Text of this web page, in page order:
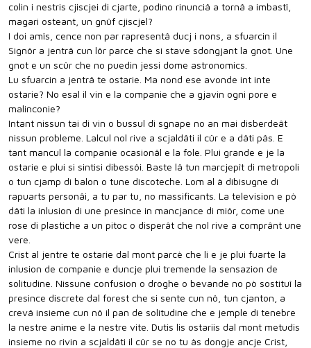
colin i nestris cjiscjei di cjarte, podìno rinunciâ a tornâ a imbastî,
magari osteant, un gnûf cjiscjel?
I doi amîs, cence non par rapresentâ ducj i nons, a sfuarcin il
Signôr a jentrâ cun lôr parcè che si stave sdongjant la gnot. Une
gnot e un scûr che no puedin jessi dome astronomics.
Lu sfuarcin a jentrâ te ostarie. Ma nond ese avonde int inte
ostarie? No esal il vin e la companie che a gjavin ogni pore e
malinconie?
Intant nissun tai di vin o bussul di sgnape no an mai disberdeât
nissun probleme. Lalcul nol rive a scjaldâti il cûr e a dâti pâs. E
tant mancul la companie ocasionâl e la fole. Plui grande e je la
ostarie e plui si sintisi dibessôi. Baste lâ tun marcjepît di metropoli
o tun cjamp di balon o tune discoteche. Lom al à dibisugne di
rapuarts personâi, a tu par tu, no massificants. La television e pò
dâti la inlusion di une presince in mancjance di miôr, come une
rose di plastiche a un pitoc o disperât che nol rive a comprânt une
vere.
Crist al jentre te ostarie dal mont parcè che li e je plui fuarte la
inlusion de companie e duncje plui tremende la sensazion de
solitudine. Nissune confusion o droghe o bevande no pò sostituî la
presince discrete dal forest che si sente cun nô, tun cjanton, a
crevâ insieme cun nô il pan de solitudine che e jemple di tenebre
la nestre anime e la nestre vite. Dutis lis ostariis dal mont metudis
insieme no rivin a scjaldâti il cûr se no tu às dongje ancje Crist,